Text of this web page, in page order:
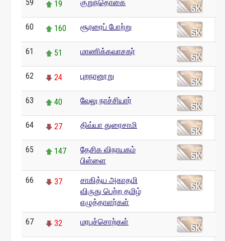
59 19 குறுந்தொகை
60 160 சூரரைப் போற்று
61 51 மாணிக்கவாசகர்
62 24 புறநானூறு
63 40 வேலு நாச்சியார்
64 27 திவ்யா துரைசாமி
65 147
தேசிக விநாயகம்
பிள்ளை
66 37
சாகித்ய அகாதமி
விருது பெற்ற தமிழ்
எழுத்தாளர்கள்
67 32 மரபுச்சொற்கள்